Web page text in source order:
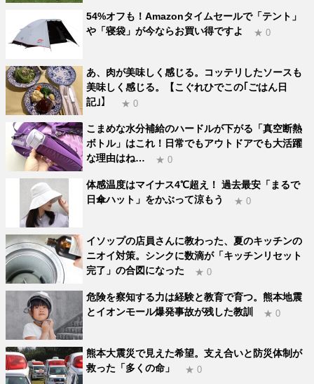
54%オフも！Amazonタイムセールで「テント」
や「寝袋」が今ならお買い得ですよ
★ 0
あ、肉が美味しく感じる。コッテリしたソースも
美味しく感じる。【こぐれひでこの｢ごはん日
記｣】
★ 0
こまめな水分補給のハードルが下がる「真空断熱
ボトル」はこれ！日常でもアウトドアでも大活躍
な理由はね…
★ 0
体感温度はマイナス4℃超え！ 過去最安「まるで
日傘ハット」をかぶって涼もう
★ 0
イソップの店員さんに教わった、夏のキッチンの
ニオイ対策。シンクに数滴が「キッチンリセット
完了」の合図になった
★ 0
危険を察知する力は経験と教育で育つ。熊本地震
とイオンモール爆発事故が残した教訓
★ 0
熊本大震災で見えた希望。支え合いと防災体制が
救った「多くの命」
★ 0